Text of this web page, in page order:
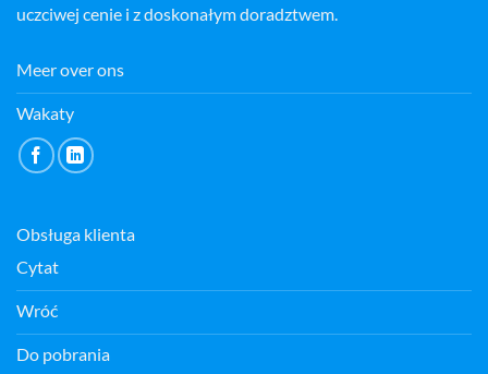
uczciwej cenie i z doskonałym doradztwem.
Meer over ons
Wakaty
Obsługa klienta
Cytat
Wróć
Do pobrania